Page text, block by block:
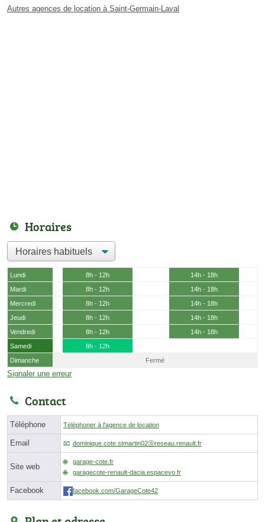
Autres agences de location à Saint-Germain-Laval
Horaires
Lundi 8h - 12h
14h - 18h
Mardi
8h - 12h
14h - 18h
Mercredi
8h - 12h
14h - 18h
Jeudi
8h - 12h
14h - 18h
Vendredi
8h - 12h
14h - 18h
Samedi
8h - 12h
Dimanche
Fermé
Signaler une erreur
Contact
Téléphone Téléphoner à l'agence de location
Email dominique.cote.stmartin02ⓐreseau.renault.fr
Site web
garage-cote.fr
garagecote-renault-dacia.espacevo.fr
Facebook facebook.com/GarageCote42